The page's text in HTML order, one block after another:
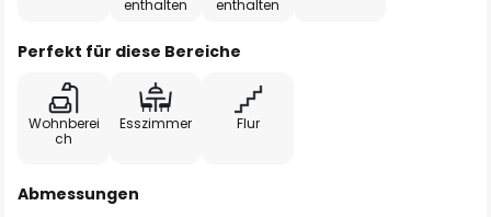
enthalten
enthalten
Perfekt für diese Bereiche
Wohnberei
ch
Esszimmer Flur
Abmessungen